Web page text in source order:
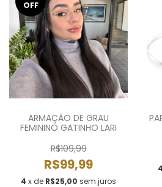
OFF
ARMAÇÃO DE GRAU
FEMININO GATINHO LARI
R$109,99
R$99,99
4 x de R$25,00 sem juros
4